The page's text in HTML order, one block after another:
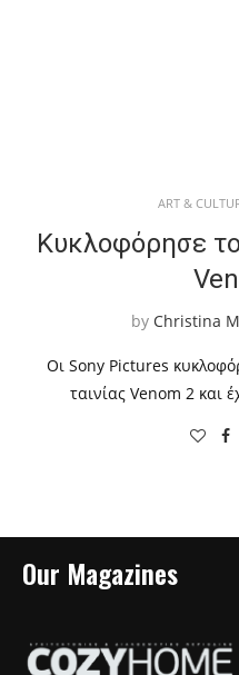
ART &
Κυκλοφόρησε
by Christina
Οι Sony Pictures
ταινίας Venom 2 και
Our Magazines